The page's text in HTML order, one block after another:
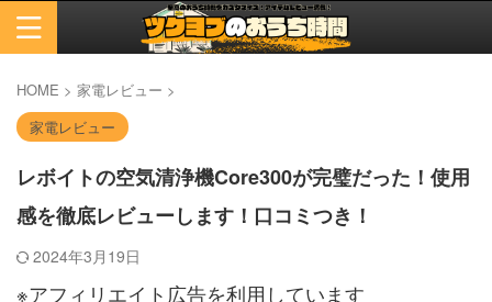
HOME > 家電レビュー >
家電レビュー
レボイトの空気清浄機Core300が完璧だった！使用
感を徹底レビューします！口コミつき！
2024年3月19日
※アフィリエイト広告を利用しています